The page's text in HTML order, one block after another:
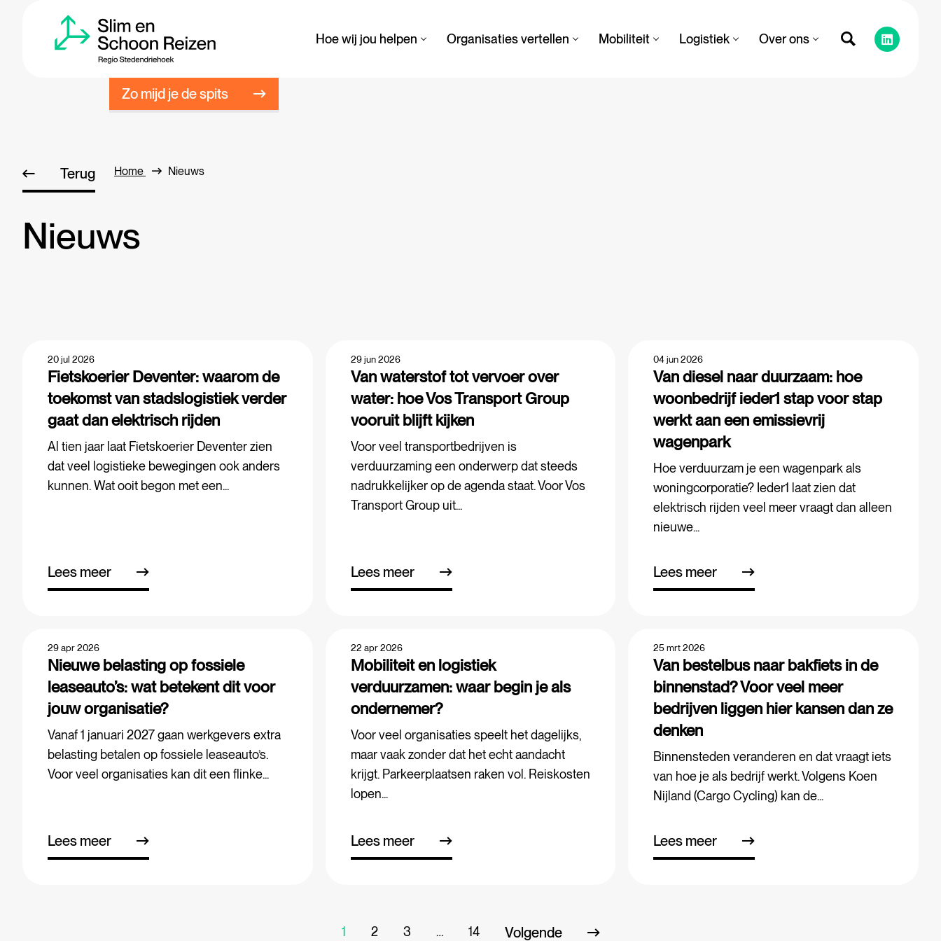
Hoe wij jou helpen Organisaties vertellen Mobiliteit Logistiek Over ons
Zo mijd je de spits
Terug Home Nieuws
Nieuws
20 jul 2026
Fietskoerier Deventer: waarom de
toekomst van stadslogistiek verder
gaat dan elektrisch rijden
Al tien jaar laat Fietskoerier Deventer zien
dat veel logistieke bewegingen ook anders
kunnen. Wat ooit begon met een...
Lees meer
29 jun 2026
Van waterstof tot vervoer over
water: hoe Vos Transport Group
vooruit blijft kijken
Voor veel transportbedrijven is
verduurzaming een onderwerp dat steeds
nadrukkelijker op de agenda staat. Voor Vos
Transport Group uit...
Lees meer
04 jun 2026
Van diesel naar duurzaam: hoe
woonbedrijf ieder1 stap voor stap
werkt aan een emissievrij
wagenpark
Hoe verduurzam je een wagenpark als
woningcorporatie? Ieder1 laat zien dat
elektrisch rijden veel meer vraagt dan alleen
nieuwe...
Lees meer
29 apr 2026
Nieuwe belasting op fossiele
leaseauto’s: wat betekent dit voor
jouw organisatie?
Vanaf 1 januari 2027 gaan werkgevers extra
belasting betalen op fossiele leaseauto’s.
Voor veel organisaties kan dit een flinke...
Lees meer
22 apr 2026
Mobiliteit en logistiek
verduurzamen: waar begin je als
ondernemer?
Voor veel organisaties speelt het dagelijks,
maar vaak zonder dat het echt aandacht
krijgt. Parkeerplaatsen raken vol. Reiskosten
lopen...
Lees meer
25 mrt 2026
Van bestelbus naar bakfiets in de
binnenstad? Voor veel meer
bedrijven liggen hier kansen dan ze
denken
Binnensteden veranderen en dat vraagt iets
van hoe je als bedrijf werkt. Volgens Koen
Nijland (Cargo Cycling) kan de...
Lees meer
1 2 3 … 14 Volgende